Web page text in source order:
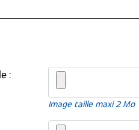
:
Image taille maxi 2 Mo